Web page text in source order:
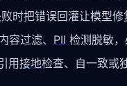
时把错误回灌让模型
容过滤、 PII 检测脱敏
用接地检查、自一致或